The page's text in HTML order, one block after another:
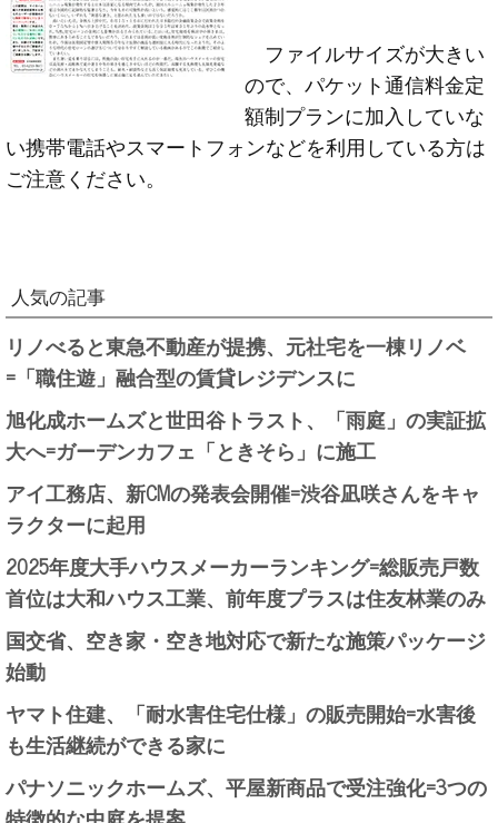
ファイルサイズが大きい
ので、パケット通信料金定
額制プランに加入していな
い携帯電話やスマートフォンなどを利用している方は
ご注意ください。
人気の記事
リノべると東急不動産が提携、元社宅を一棟リノベ
=「職住遊」融合型の賃貸レジデンスに
旭化成ホームズと世田谷トラスト、「雨庭」の実証拡
大へ=ガーデンカフェ「ときそら」に施工
アイ工務店、新CMの発表会開催=渋谷凪咲さんをキャ
ラクターに起用
2025年度大手ハウスメーカーランキング=総販売戸数
首位は大和ハウス工業、前年度プラスは住友林業のみ
国交省、空き家・空き地対応で新たな施策パッケージ
始動
ヤマト住建、「耐水害住宅仕様」の販売開始=水害後
も生活継続ができる家に
パナソニックホームズ、平屋新商品で受注強化=3つの